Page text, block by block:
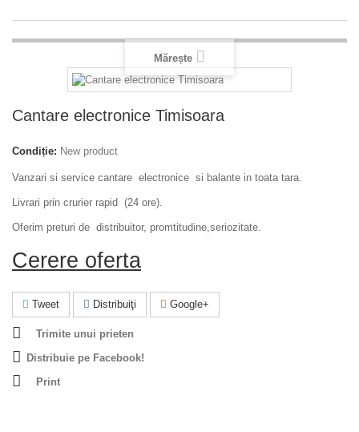
Mărește
Cantare electronice Timisoara
Condiție: New product
Vanzari si service cantare electronice si balante in toata tara.
Livrari prin crurier rapid (24 ore).
Oferim preturi de distribuitor, promtitudine,seriozitate.
Cerere oferta
Tweet Distribuiţi Google+
Trimite unui prieten
Distribuie pe Facebook!
Print